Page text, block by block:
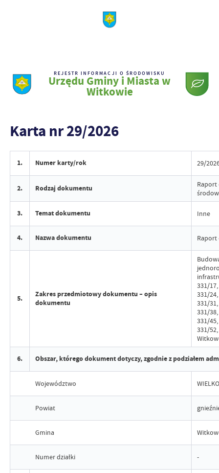
REJESTR INFORMACJI O ŚRODOWISKU
Urzędu Gminy i Miasta w
Witkowie
Karta nr 29/2026
1. Numer karty/rok 29/
2. Rodzaj dokumentu
Raport
3. Temat dokumentu Inne
4. Nazwa dokumentu Raport
5.
Zakres przedmiotowy dokumentu – opis
dokumentu
331/
331/
331/
331/
331/
331/
6. Obszar, którego dokument dotyczy, zgodnie z podziałem
Województwo
Powiat
Gmina
Numer działki -